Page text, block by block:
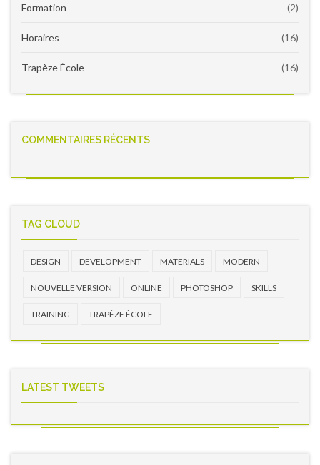
Formation (2)
Horaires (16)
Trapèze École (16)
COMMENTAIRES RÉCENTS
TAG CLOUD
DESIGN DEVELOPMENT MATERIALS MODERN
NOUVELLE VERSION ONLINE PHOTOSHOP SKILLS
TRAINING TRAPÈZE ÉCOLE
LATEST TWEETS